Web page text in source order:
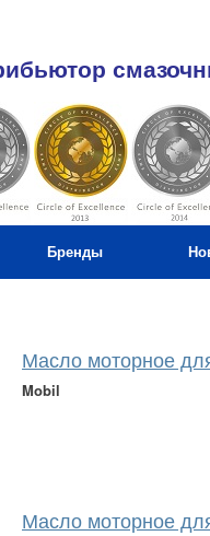
Бренды
Масло моторное
Mobil
Масло моторное